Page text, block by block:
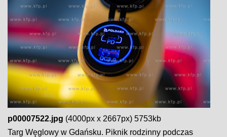
p00007522.jpg (4000px x 2667px) 5753kb
Targ Węglowy w Gdańsku. Piknik rodzinny podczas